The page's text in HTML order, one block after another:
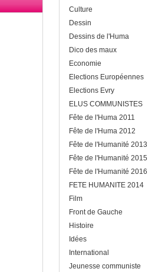
Culture
Dessin
Dessins de l'Huma
Dico des maux
Economie
Elections Européennes
Elections Evry
ELUS COMMUNISTES
Fête de l'Huma 2011
Fête de l'Huma 2012
Fête de l'Humanité 2013
Fête de l'Humanité 2015
Fête de l'Humanité 2016
FETE HUMANITE 2014
Film
Front de Gauche
Histoire
Idées
International
Jeunesse communiste